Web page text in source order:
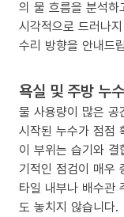
의 물 흐름을 분석하
시각적으로 드러나
수리 방향을 안내드
욕실 및 주방 누
물 사용량이 많은 공
시작된 누수가 점점
이 부위는 습기와 결
기적인 점검이 매우
타일 내부나 배수관
도 놓치지 않습니다.